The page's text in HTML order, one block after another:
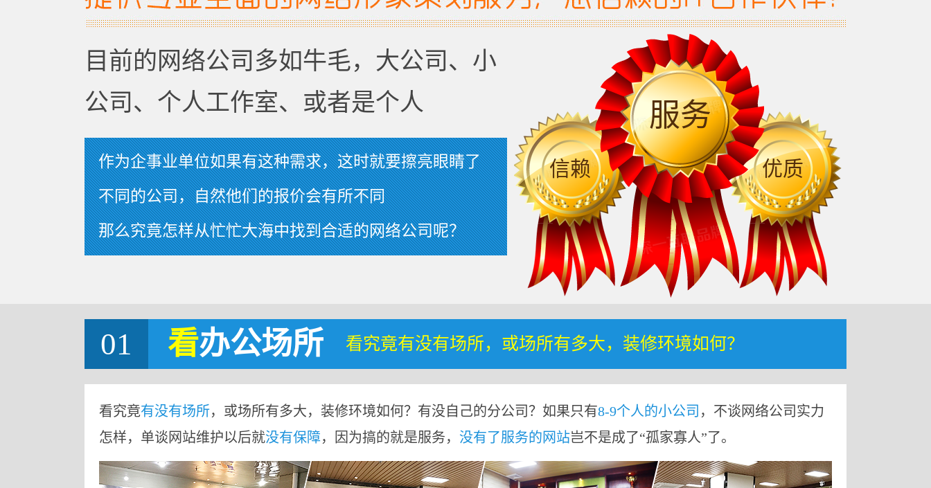
目前的网络公司多如牛毛，大公司、小
公司、个人工作室、或者是个人
作为企事业单位如果有这种需求，这时就要擦亮眼睛了
不同的公司，自然他们的报价会有所不同
那么究竟怎样从忙忙大海中找到合适的网络公司呢？
信赖
服务
优质
01 看办公场所 看究竟有没有场所，或场所有多大，装修环境如何？
看究竟有没有场所，或场所有多大，装修环境如何？有没自己的分公司？如果只有8-9个人的小公司 ，不谈网络公司实力
怎样，单谈网站维护以后就没有保障，因为搞的就是服务， 没有了服务的网站岂不是成了“孤家寡人”了。